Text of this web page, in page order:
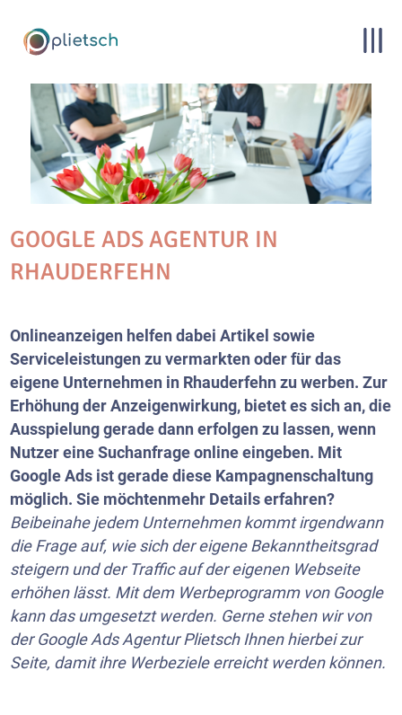
GOOGLE ADS AGENTUR IN
RHAUDERFEHN
Onlineanzeigen helfen dabei Artikel sowie
Serviceleistungen zu vermarkten oder für das
eigene Unternehmen in Rhauderfehn zu werben. Zur
Erhöhung der Anzeigenwirkung, bietet es sich an, die
Ausspielung gerade dann erfolgen zu lassen, wenn
Nutzer eine Suchanfrage online eingeben. Mit
Google Ads ist gerade diese Kampagnenschaltung
möglich. Sie möchtenmehr Details erfahren?
Beibeinahe jedem Unternehmen kommt irgendwann
die Frage auf, wie sich der eigene Bekanntheitsgrad
steigern und der Traffic auf der eigenen Webseite
erhöhen lässt. Mit dem Werbeprogramm von Google
kann das umgesetzt werden. Gerne stehen wir von
der Google Ads Agentur Plietsch Ihnen hierbei zur
Seite, damit ihre Werbeziele erreicht werden können.